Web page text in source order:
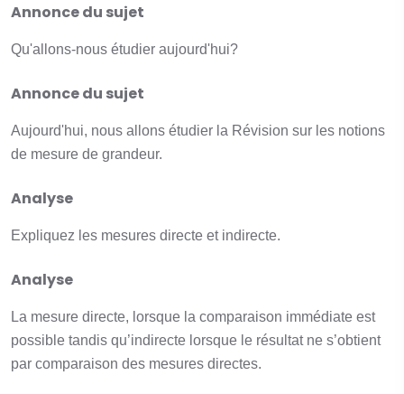
Annonce du sujet
Qu'allons-nous étudier aujourd'hui?
Annonce du sujet
Aujourd'hui, nous allons étudier la Révision sur les notions
de mesure de grandeur.
Analyse
Expliquez les mesures directe et indirecte.
Analyse
La mesure directe, lorsque la comparaison immédiate est
possible tandis qu’indirecte lorsque le résultat ne s’obtient
par comparaison des mesures directes.